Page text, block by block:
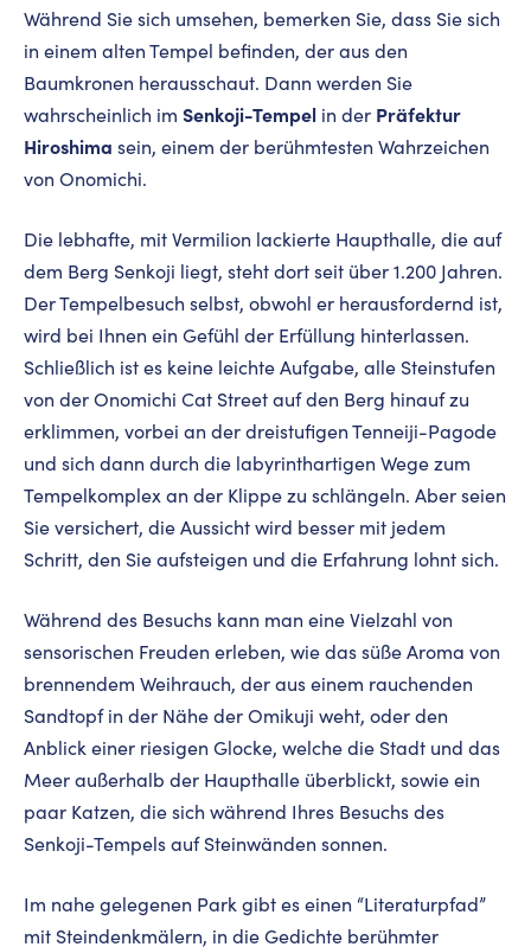
Während Sie sich umsehen, bemerken Sie, dass Sie sich
in einem alten Tempel befinden, der aus den
Baumkronen herausschaut. Dann werden Sie
wahrscheinlich im Senkoji-Tempel in der Präfektur
Hiroshima sein, einem der berühmtesten Wahrzeichen
von Onomichi.
Die lebhafte, mit Vermilion lackierte Haupthalle, die auf
dem Berg Senkoji liegt, steht dort seit über 1.200 Jahren.
Der Tempelbesuch selbst, obwohl er herausfordernd ist,
wird bei Ihnen ein Gefühl der Erfüllung hinterlassen.
Schließlich ist es keine leichte Aufgabe, alle Steinstufen
von der Onomichi Cat Street auf den Berg hinauf zu
erklimmen, vorbei an der dreistufigen Tenneiji-Pagode
und sich dann durch die labyrinthartigen Wege zum
Tempelkomplex an der Klippe zu schlängeln. Aber seien
Sie versichert, die Aussicht wird besser mit jedem
Schritt, den Sie aufsteigen und die Erfahrung lohnt sich.
Während des Besuchs kann man eine Vielzahl von
sensorischen Freuden erleben, wie das süße Aroma von
brennendem Weihrauch, der aus einem rauchenden
Sandtopf in der Nähe der Omikuji weht, oder den
Anblick einer riesigen Glocke, welche die Stadt und das
Meer außerhalb der Haupthalle überblickt, sowie ein
paar Katzen, die sich während Ihres Besuchs des
Senkoji-Tempels auf Steinwänden sonnen.
Im nahe gelegenen Park gibt es einen “Literaturpfad”
mit Steindenkmälern, in die Gedichte berühmter